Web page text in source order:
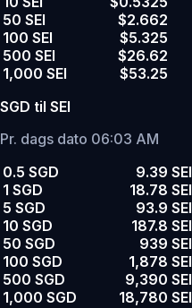
50 SEI
$2.662
100 SEI
$5.325
500 SEI
$26.62
1,000 SEI
$53.25
SGD til SEI
Pr. dags dato 06:03 AM
0.5 SGD
9.39 SEI
1 SGD
18.78 SEI
5 SGD
93.9 SEI
10 SGD
187.8 SEI
50 SGD
939 SEI
100 SGD
1,878 SEI
500 SGD
9,390 SEI
1,000 SGD
18,780 SEI